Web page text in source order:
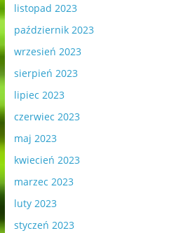
listopad 2023
październik 2023
wrzesień 2023
sierpień 2023
lipiec 2023
czerwiec 2023
maj 2023
kwiecień 2023
marzec 2023
luty 2023
styczeń 2023